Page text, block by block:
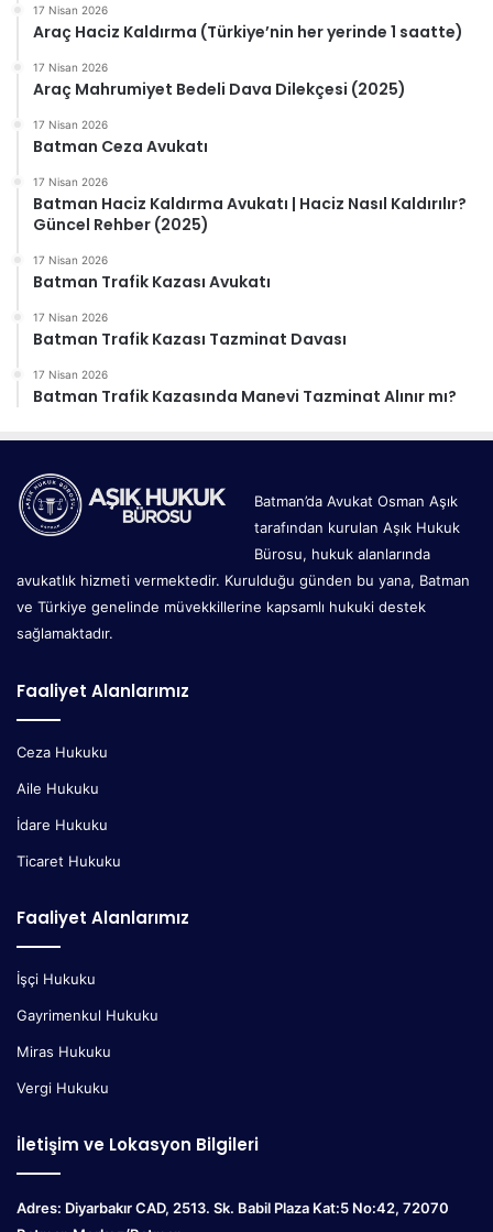
17 Nisan 2026
Araç Haciz Kaldırma (Türkiye’nin her yerinde 1 saatte)
17 Nisan 2026
Araç Mahrumiyet Bedeli Dava Dilekçesi (2025)
17 Nisan 2026
Batman Ceza Avukatı
17 Nisan 2026
Batman Haciz Kaldırma Avukatı | Haciz Nasıl Kaldırılır?
Güncel Rehber (2025)
17 Nisan 2026
Batman Trafik Kazası Avukatı
17 Nisan 2026
Batman Trafik Kazası Tazminat Davası
17 Nisan 2026
Batman Trafik Kazasında Manevi Tazminat Alınır mı?
Batman’da Avukat Osman Aşık
tarafından kurulan Aşık Hukuk
Bürosu, hukuk alanlarında
avukatlık hizmeti vermektedir. Kurulduğu günden bu yana, Batman
ve Türkiye genelinde müvekkillerine kapsamlı hukuki destek
sağlamaktadır.
Faaliyet Alanlarımız
Ceza Hukuku
Aile Hukuku
İdare Hukuku
Ticaret Hukuku
Faaliyet Alanlarımız
İşçi Hukuku
Gayrimenkul Hukuku
Miras Hukuku
Vergi Hukuku
İletişim ve Lokasyon Bilgileri
Adres: Diyarbakır CAD, 2513. Sk. Babil Plaza Kat:5 No:42, 72070